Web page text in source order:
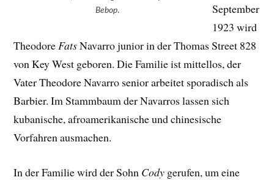
Bebop.
September
1923 wird
TheodoreFatsNavarro junior in der Thomas Street 828
von Key West geboren. Die Familie ist mittellos, der
Vater Theodore Navarro senior arbeitet sporadisch als
Barbier. Im Stammbaum der Navarros lassen sich
kubanische, afroamerikanische und chinesische
Vorfahren ausmachen.
In der Familie wird der Sohn Cody gerufen, um eine